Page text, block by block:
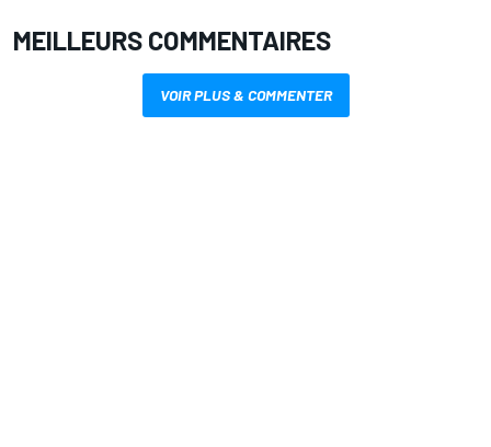
MEILLEURS COMMENTAIRES
VOIR PLUS & COMMENTER